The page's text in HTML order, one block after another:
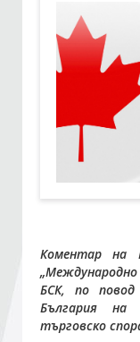
Социален диалог
Дейности
Арбитражен съд
Проекти
Стани член
Коментар на
БСК, по
България на
търговско